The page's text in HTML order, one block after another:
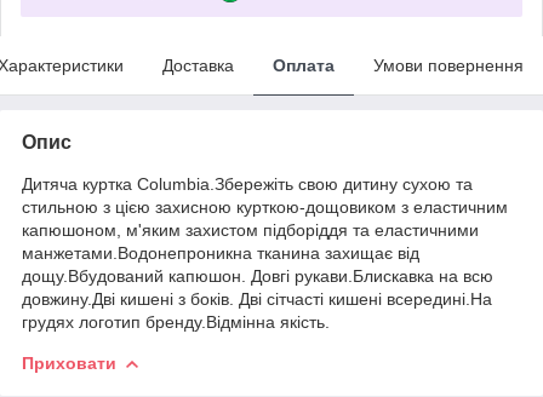
Доставка Оплата Умови повернення
Опис
Дитяча куртка Columbia.Збережіть свою дитину сухою та
стильною з цією захисною курткою-дощовиком з еластичним
капюшоном, м'яким захистом підборіддя та еластичними
манжетами.Водонепроникна тканина захищає від
дощу.Вбудований капюшон. Довгі рукави.Блискавка на всю
довжину.Дві кишені з боків. Дві сітчасті кишені всередині.На
грудях логотип бренду.Відмінна якість.
Приховати